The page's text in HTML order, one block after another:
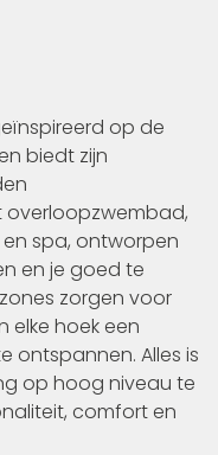
op de
biedt zijn
overloopzwembad,
spa, ontworpen
en je goed te
zorgen voor
elke hoek een
ontspannen. Alles is
op hoog niveau te
comfort en